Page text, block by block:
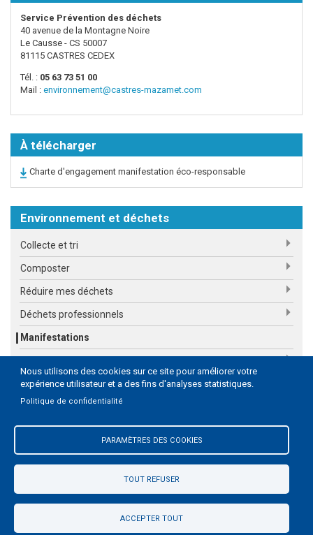
Nous utilisons des cookies sur ce site pour améliorer votre
expérience utilisateur et a des fins d'analyses statistiques.
Politique de confidentialité
PARAMÈTRES DES COOKIES
TOUT REFUSER
ACCEPTER TOUT
Environnement et déchets
Collecte et tri
Composter
Réduire mes déchets
Déchets professionnels
Manifestations
Nous contacter
Eau et assainissement
Service Prévention des déchets
40 avenue de la Montagne Noire
Le Causse - CS 50007
81115 CASTRES CEDEX
Tél. : 05 63 73 51 00
Mail : environnement@castres-mazamet.com
À télécharger
Charte d'engagement manifestation éco-responsable
Pied
de
L'agglo sur les réseaux sociaux
Communauté d'agglomération de Castres-Mazamet © 2019